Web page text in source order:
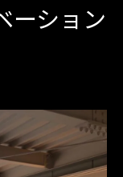
ション